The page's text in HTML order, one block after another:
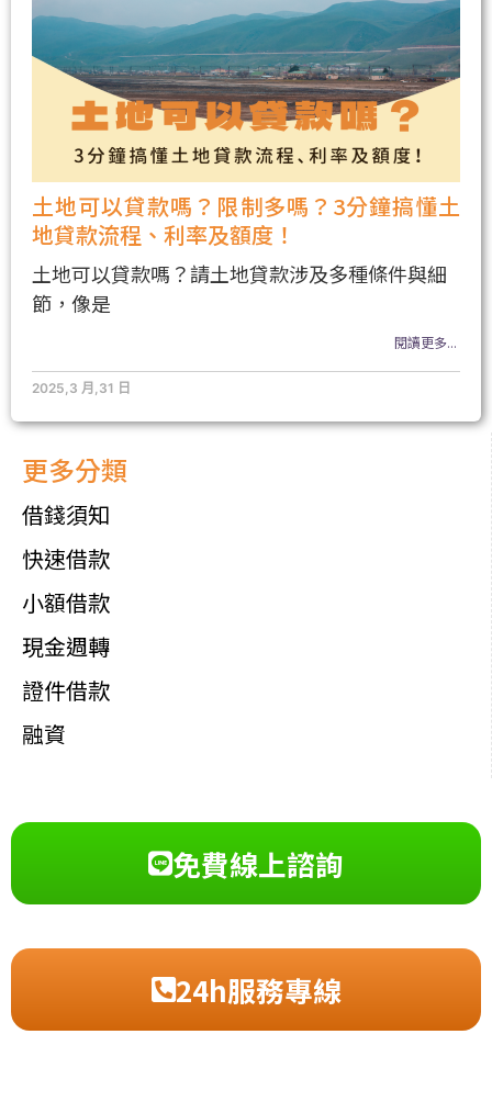
更多分類
借錢須知
快速借款
小額借款
現金週轉
證件借款
融資
土地可以貸款嗎？限制多嗎？3分鐘搞懂土
地貸款流程、利率及額度！
土地可以貸款嗎？請土地貸款涉及多種條件與細
節，像是
閱讀更多...
2025,3 月,31 日
免費線上諮詢
24h服務專線